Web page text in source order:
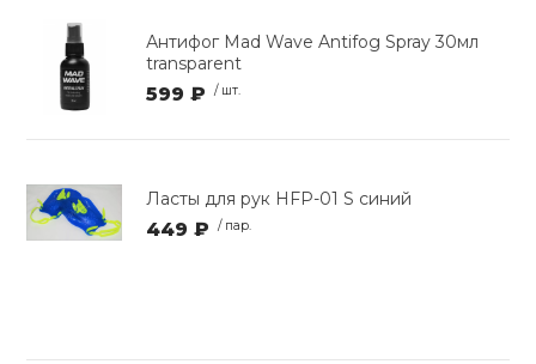
Антифог Mad Wave Antifog Spray 30мл
transparent
599 ₽ / шт.
Ласты для рук HFP-01 S синий
449 ₽ / пар.